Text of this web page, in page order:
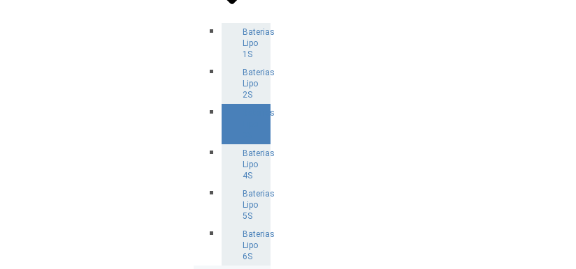
Baterias
Lipo
1S
Baterias
Lipo
2S
Baterias
Baterias
Lipo
4S
Baterias
Lipo
5S
Baterias
Lipo
6S